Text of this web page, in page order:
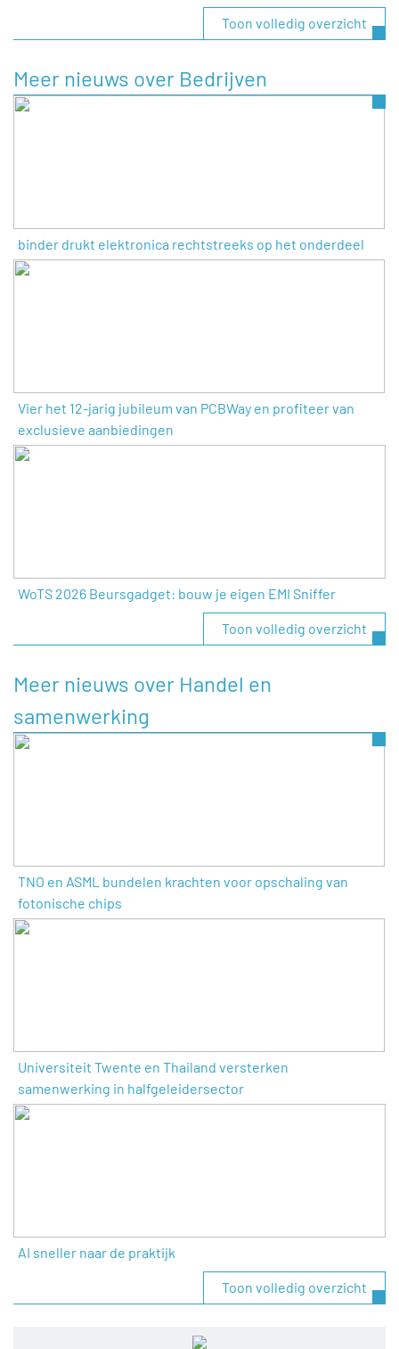
Toon volledig overzicht
Meer nieuws over Bedrijven
binder drukt elektronica rechtstreeks op het onderdeel
Vier het 12-jarig jubileum van PCBWay en profiteer van
exclusieve aanbiedingen
WoTS 2026 Beursgadget: bouw je eigen EMI Sniffer
Toon volledig overzicht
Meer nieuws over Handel en
samenwerking
TNO en ASML bundelen krachten voor opschaling van
fotonische chips
Universiteit Twente en Thailand versterken
samenwerking in halfgeleidersector
AI sneller naar de praktijk
Toon volledig overzicht